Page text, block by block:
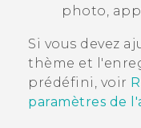
photo,
Si vous devez
thème et
prédéfini, voir
paramètres de